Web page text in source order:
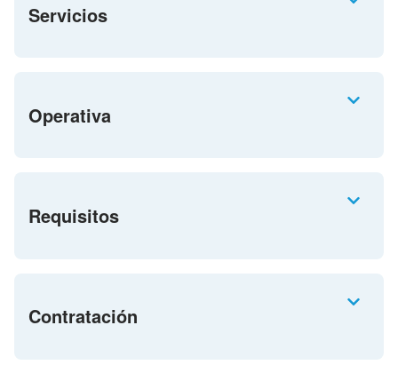
Servicios
Operativa
Requisitos
Contratación